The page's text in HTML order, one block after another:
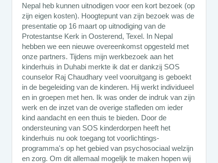
Nepal heb kunnen uitnodigen voor een kort bezoek (op
zijn eigen kosten). Hoogtepunt van zijn bezoek was de
presentatie op 16 maart op uitnodiging van de
Protestantse Kerk in Oosterend, Texel. In Nepal
hebben we een nieuwe overeenkomst opgesteld met
onze partners. Tijdens mijn werkbezoek aan het
kinderhuis in Duhabi merkte ik dat er dankzij SOS
counselor Raj Chaudhary veel vooruitgang is geboekt
in de begeleiding van de kinderen. Hij werkt individueel
en in groepen met hen. Ik was onder de indruk van zijn
werk en de inzet van de overige stafleden om ieder
kind aandacht en een thuis te bieden. Door de
ondersteuning van SOS kinderdorpen heeft het
kinderhuis nu ook toegang tot voorlichtings-
programma's op het gebied van psychosociaal welzijn
en zorg. Om dit allemaal mogelijk te maken hopen wij